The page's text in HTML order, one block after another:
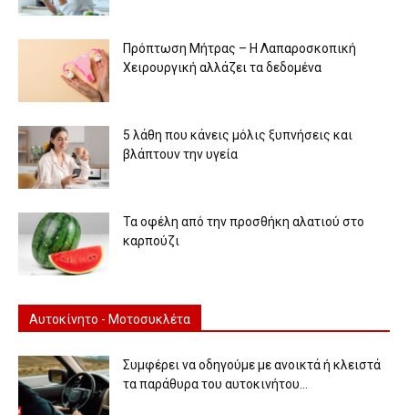
Πρόπτωση Μήτρας – Η Λαπαροσκοπική
Χειρουργική αλλάζει τα δεδομένα
5 λάθη που κάνεις μόλις ξυπνήσεις και
βλάπτουν την υγεία
Τα οφέλη από την προσθήκη αλατιού στο
καρπούζι
Αυτοκίνητο - Μοτοσυκλέτα
Συμφέρει να οδηγούμε με ανοικτά ή κλειστά
τα παράθυρα του αυτοκινήτου...